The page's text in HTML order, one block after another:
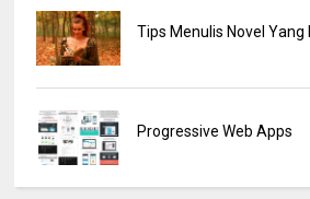
Tips Menulis Novel Yang
Progressive Web Apps